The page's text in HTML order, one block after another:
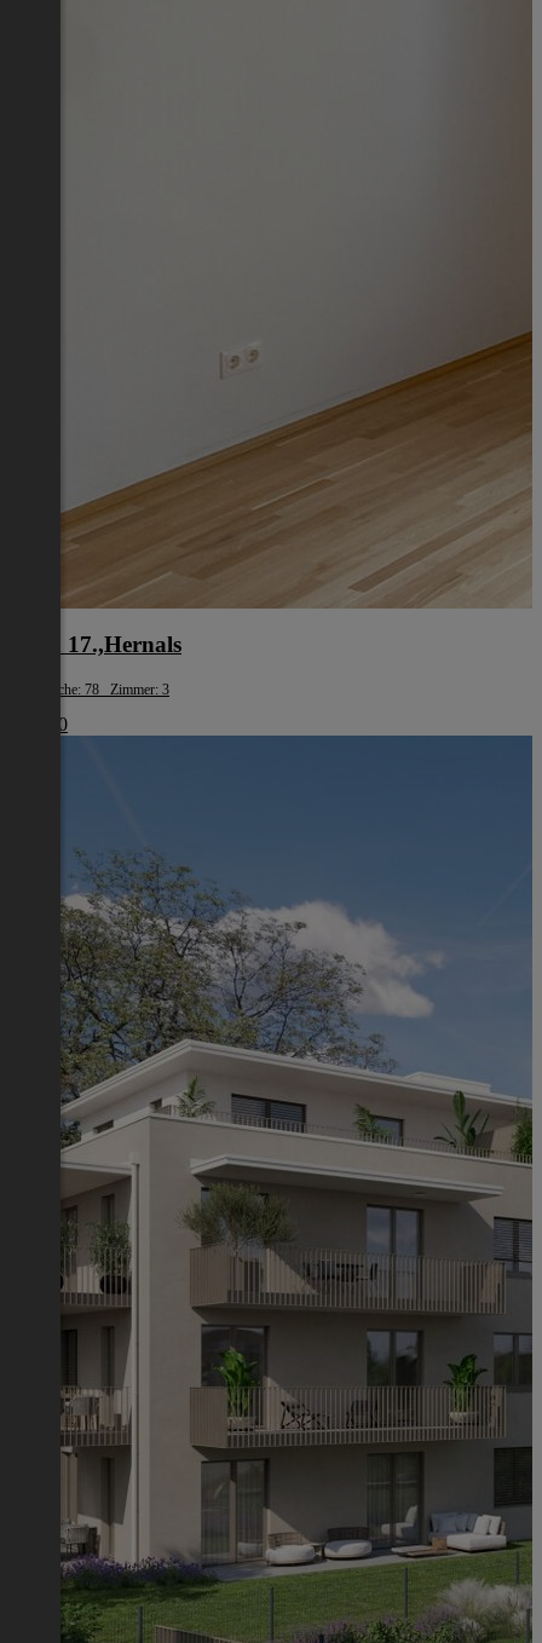
Wien 17.,Hernals
Wohnfläche: 78 Zimmer: 3
€ 1.980